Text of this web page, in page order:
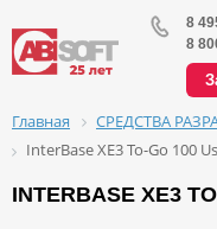
8
8
Главная
СРЕДСТВА
InterBase XE3 To-Go 100
INTERBASE XE3